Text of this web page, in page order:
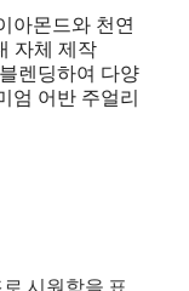
아몬드와 천연
자체 제작
렌딩하여 다양
엄 어반 주얼리